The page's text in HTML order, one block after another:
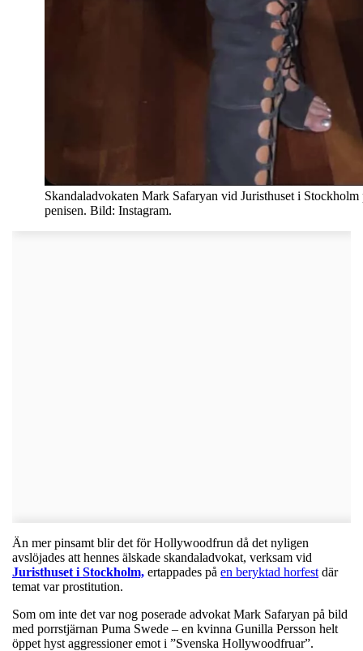
Skandaladvokaten Mark Safaryan vid Juristhuset i
penisen. Bild: Instagram.
Än mer pinsamt blir det för Hollywoodfrun då det nyligen
avslöjades att hennes älskade skandaladvokat, verksam vid
Juristhuset i Stockholm, ertappades på en beryktad horfest där
temat var prostitution.
Som om inte det var nog poserade advokat Mark Safaryan på bild
med porrstjärnan Puma Swede – en kvinna Gunilla Persson helt
öppet hyst aggressioner emot i ”Svenska Hollywoodfruar”.